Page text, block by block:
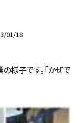
01/18
様子です。「かぜで